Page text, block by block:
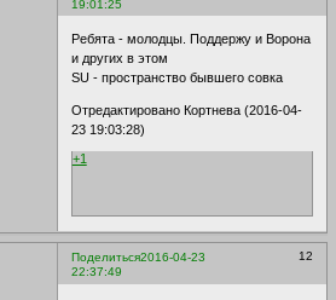
19:01:25
Ребята - молодцы. Поддержу и Ворона
и других в этом
SU - пространство бывшего совка
Отредактировано Кортнева (2016-04-
23 19:03:28)
+1
Поделиться 12
2016-04-23
22:37:49